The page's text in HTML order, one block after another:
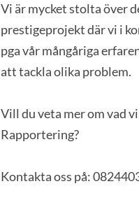
Vi är mycket stolta över
prestigeprojekt där vi i
pga vår mångåriga
att tackla olika problem.
Vill du veta mer om vad
Rapportering?
Kontakta oss på: